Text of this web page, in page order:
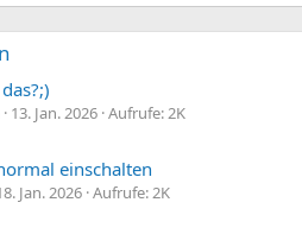
13. Jan. 2026 Aufrufe: 2K
einschalten
Jan. 2026 Aufrufe: 2K